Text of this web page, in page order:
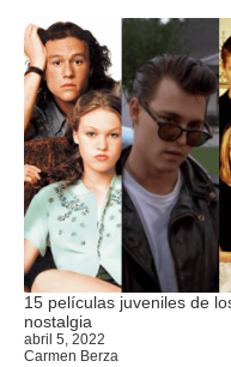
15 películas juveniles de
nostalgia
abril 5, 2022
Carmen Berza